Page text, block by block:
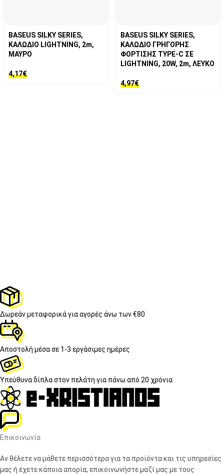
BASEUS SILKY SERIES,
ΚΑΛΩΔΙΟ LIGHTNING, 2m,
ΜΑΥΡΟ
4,17€
BASEUS SILKY SERIES,
ΚΑΛΩΔΙΟ ΓΡΗΓΟΡΗΣ
ΦΟΡΤΙΣΗΣ TYPE-C ΣΕ
LIGHTNING, 20W, 2m, ΛΕΥΚΟ
4,97€
Δωρεάν μεταφορικάγια αγορές άνω των €80
Αποστολή μέσα σε 1-3 εργάσιμες ημέρες
Υπεύθυνα δίπλα στον πελάτη για πάνω από 20 χρόνια
Επικοινωνία
Αν θέλετε να μάθετε περισσότερα για τα προϊόντα και τις υπηρεσίες
μας ή έχετε κάποια απορία, επικοινωνήστε μαζί μας με τους